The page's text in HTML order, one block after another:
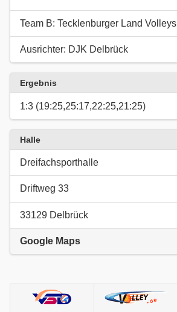
Team B: Tecklenburger Land Volleys
Ausrichter: DJK Delbrück
Ergebnis
1:3 (19:25,25:17,22:25,21:25)
Halle
Dreifachsporthalle
Driftweg 33
33129 Delbrück
Google Maps